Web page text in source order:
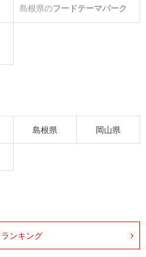
島根県のフードテーマパーク
島根県 岡山県
ランキング